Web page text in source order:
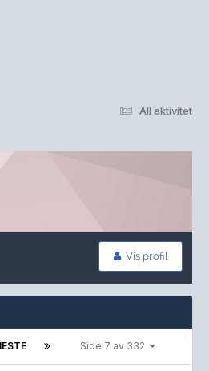
All aktivitet
Vis profil
Side 7 av 332